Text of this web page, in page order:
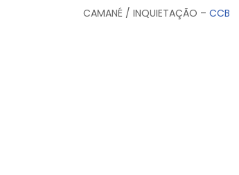
CAMANÉ / INQUIETAÇÃO – CCB